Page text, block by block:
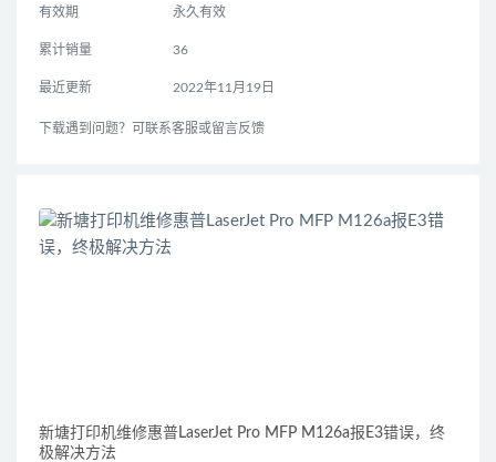
有效期 永久有效
累计销量 36
最近更新 2022年11月19日
下载遇到问题？可联系客服或留言反馈
新塘打印机维修惠普LaserJet Pro MFP M126a报E3错误，终
极解决方法